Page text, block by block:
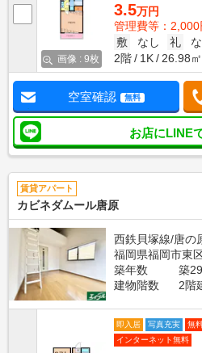
画像 : 9枚
3.5万円
管理費等：2,000
敷
なし 礼
2階
1K 26.98㎡
空室確認 無料
お店にLINE
賃貸アパート
カビネダムール唐原
西鉄貝塚線/唐の
福岡県福岡市東
築年数
築
建物階数
2階
即入居 写真充実
無
インターネット無料